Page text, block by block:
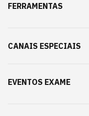
FERRAMENTAS
CANAIS ESPECIAIS
EVENTOS EXAME